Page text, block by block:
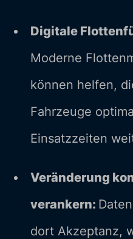
Digitale
Moderne
können helfen,
Fahrzeuge
Einsatzzeiten
Veränderung
verankern:
dort Akzeptanz,